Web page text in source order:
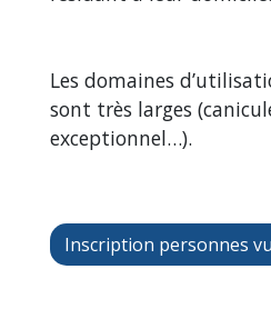
Les domaines
sont très larges
exceptionnel…).
Inscription personnes